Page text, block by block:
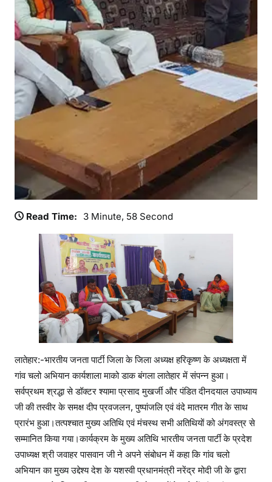
प
न्न
।
Read Time: 3 Minute, 58 Second
लातेहार:-भारतीय जनता पार्टी जिला के जिला अध्यक्ष हरिकृष्ण के अध्यक्षता में
गांव चलो अभियान कार्यशाला माको डाक बंगला लातेहार में संपन्न हुआ।
सर्वप्रथम श्रद्धा से डॉक्टर श्यामा प्रसाद मुखर्जी और पंडित दीनदयाल उपाध्याय
जी की तस्वीर के समक्ष दीप प्रवजलन, पुष्पांजलि एवं वंदे मातरम गीत के साथ
प्रारंभ हुआ।तत्पश्चात मुख्य अतिथि एवं मंचस्थ सभी अतिथियों को अंगवस्त्र से
सम्मानित किया गया।कार्यक्रम के मुख्य अतिथि भारतीय जनता पार्टी के प्रदेश
उपाध्यक्ष श्री जवाहर पासवान जी ने अपने संबोधन में कहा कि गांव चलो
अभियान का मुख्य उद्देश्य देश के यशस्वी प्रधानमंत्री नरेंद्र मोदी जी के द्वारा